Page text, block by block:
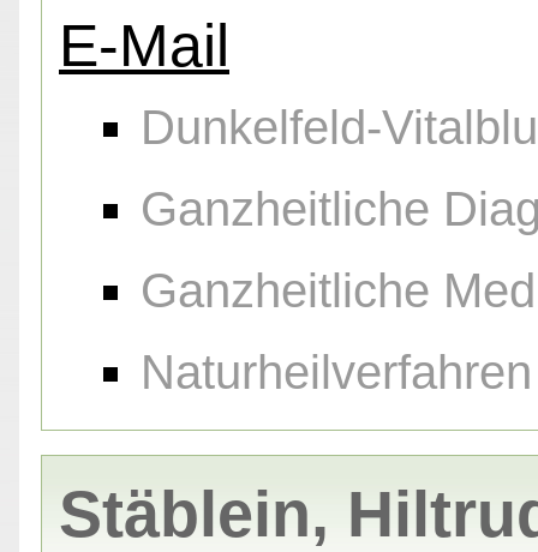
E-Mail
Dunkelfeld-
Ganzheitliche
Ganzheitliche
Naturheilverfahren
Stäblein,